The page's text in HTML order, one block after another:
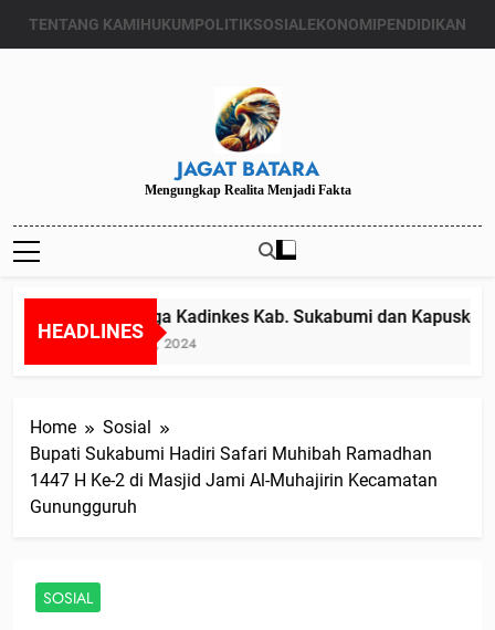
TENTANG KAMIHUKUMPOLITIKSOSIALEKONOMIPENDIDIKAN
JAGAT BATARA
Mengungkap Realita Menjadi Fakta
HEADLINES
Diduga Kadinkes Kab. Sukabumi dan
Juli 24, 2024
Home
Sosial
Bupati Sukabumi Hadiri Safari Muhibah Ramadhan
1447 H Ke-2 di Masjid Jami Al-Muhajirin Kecamatan
Gunungguruh
SOSIAL